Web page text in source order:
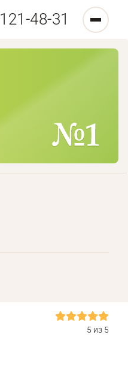
121-48-31
5 из 5